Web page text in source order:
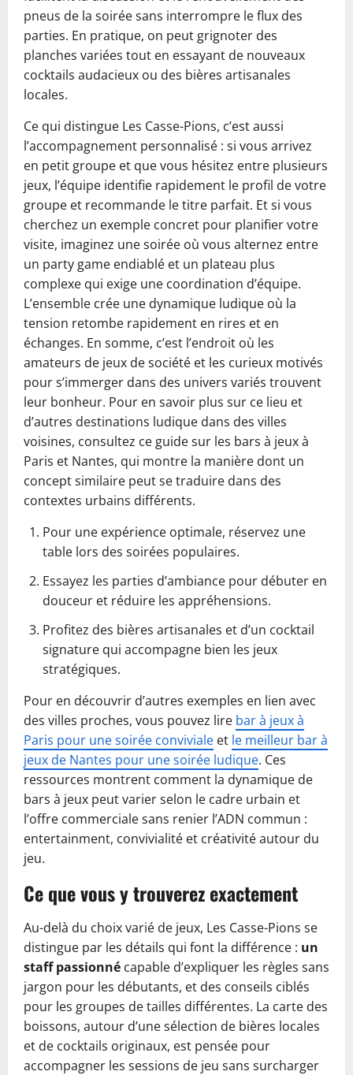
pneus de la soirée sans interrompre le flux des
parties. En pratique, on peut grignoter des
planches variées tout en essayant de nouveaux
cocktails audacieux ou des bières artisanales
locales.
Ce qui distingue Les Casse-Pions, c’est aussi
l’accompagnement personnalisé : si vous arrivez
en petit groupe et que vous hésitez entre plusieurs
jeux, l’équipe identifie rapidement le profil de votre
groupe et recommande le titre parfait. Et si vous
cherchez un exemple concret pour planifier votre
visite, imaginez une soirée où vous alternez entre
un party game endiablé et un plateau plus
complexe qui exige une coordination d’équipe.
L’ensemble crée une dynamique ludique où la
tension retombe rapidement en rires et en
échanges. En somme, c’est l’endroit où les
amateurs de jeux de société et les curieux motivés
pour s’immerger dans des univers variés trouvent
leur bonheur. Pour en savoir plus sur ce lieu et
d’autres destinations ludique dans des villes
voisines, consultez ce guide sur les bars à jeux à
Paris et Nantes, qui montre la manière dont un
concept similaire peut se traduire dans des
contextes urbains différents.
Pour une expérience optimale, réservez une
table lors des soirées populaires.
Essayez les parties d’ambiance pour débuter en
douceur et réduire les appréhensions.
Profitez des bières artisanales et d’un cocktail
signature qui accompagne bien les jeux
stratégiques.
Pour en découvrir d’autres exemples en lien avec
des villes proches, vous pouvez lire bar à jeux à
Paris pour une soirée conviviale et le meilleur bar à
jeux de Nantes pour une soirée ludique. Ces
ressources montrent comment la dynamique de
bars à jeux peut varier selon le cadre urbain et
l’offre commerciale sans renier l’ADN commun :
entertainment, convivialité et créativité autour du
jeu.
Ce que vous y trouverez exactement
Au-delà du choix varié de jeux, Les Casse-Pions se
distingue par les détails qui font la différence : un
staff passionné capable d’expliquer les règles sans
jargon pour les débutants, et des conseils ciblés
pour les groupes de tailles différentes. La carte des
boissons, autour d’une sélection de bières locales
et de cocktails originaux, est pensée pour
accompagner les sessions de jeu sans surcharger